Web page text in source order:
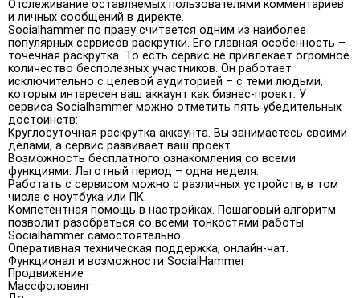
Отслеживание оставляемых пользователями комментариев
и личных сообщений в директе.
Socialhammer по праву считается одним из наиболее
популярных сервисов раскрутки. Его главная особенность –
точечная раскрутка. То есть сервис не привлекает огромное
количество бесполезных участников. Он работает
исключительно с целевой аудиторией – с теми людьми,
которым интересен ваш аккаунт как бизнес-проект. У
сервиса Socialhammer можно отметить пять убедительных
достоинств:
Круглосуточная раскрутка аккаунта. Вы занимаетесь своими
делами, а сервис развивает ваш проект.
Возможность бесплатного ознакомления со всеми
функциями. Льготный период – одна неделя.
Работать с сервисом можно с различных устройств, в том
числе с ноутбука или ПК.
Компетентная помощь в настройках. Пошаговый алгоритм
позволит разобраться со всеми тонкостями работы
Socialhammer самостоятельно.
Оперативная техническая поддержка, онлайн-чат.
Функционал и возможности SocialHammer
Продвижение
Массфоловинг